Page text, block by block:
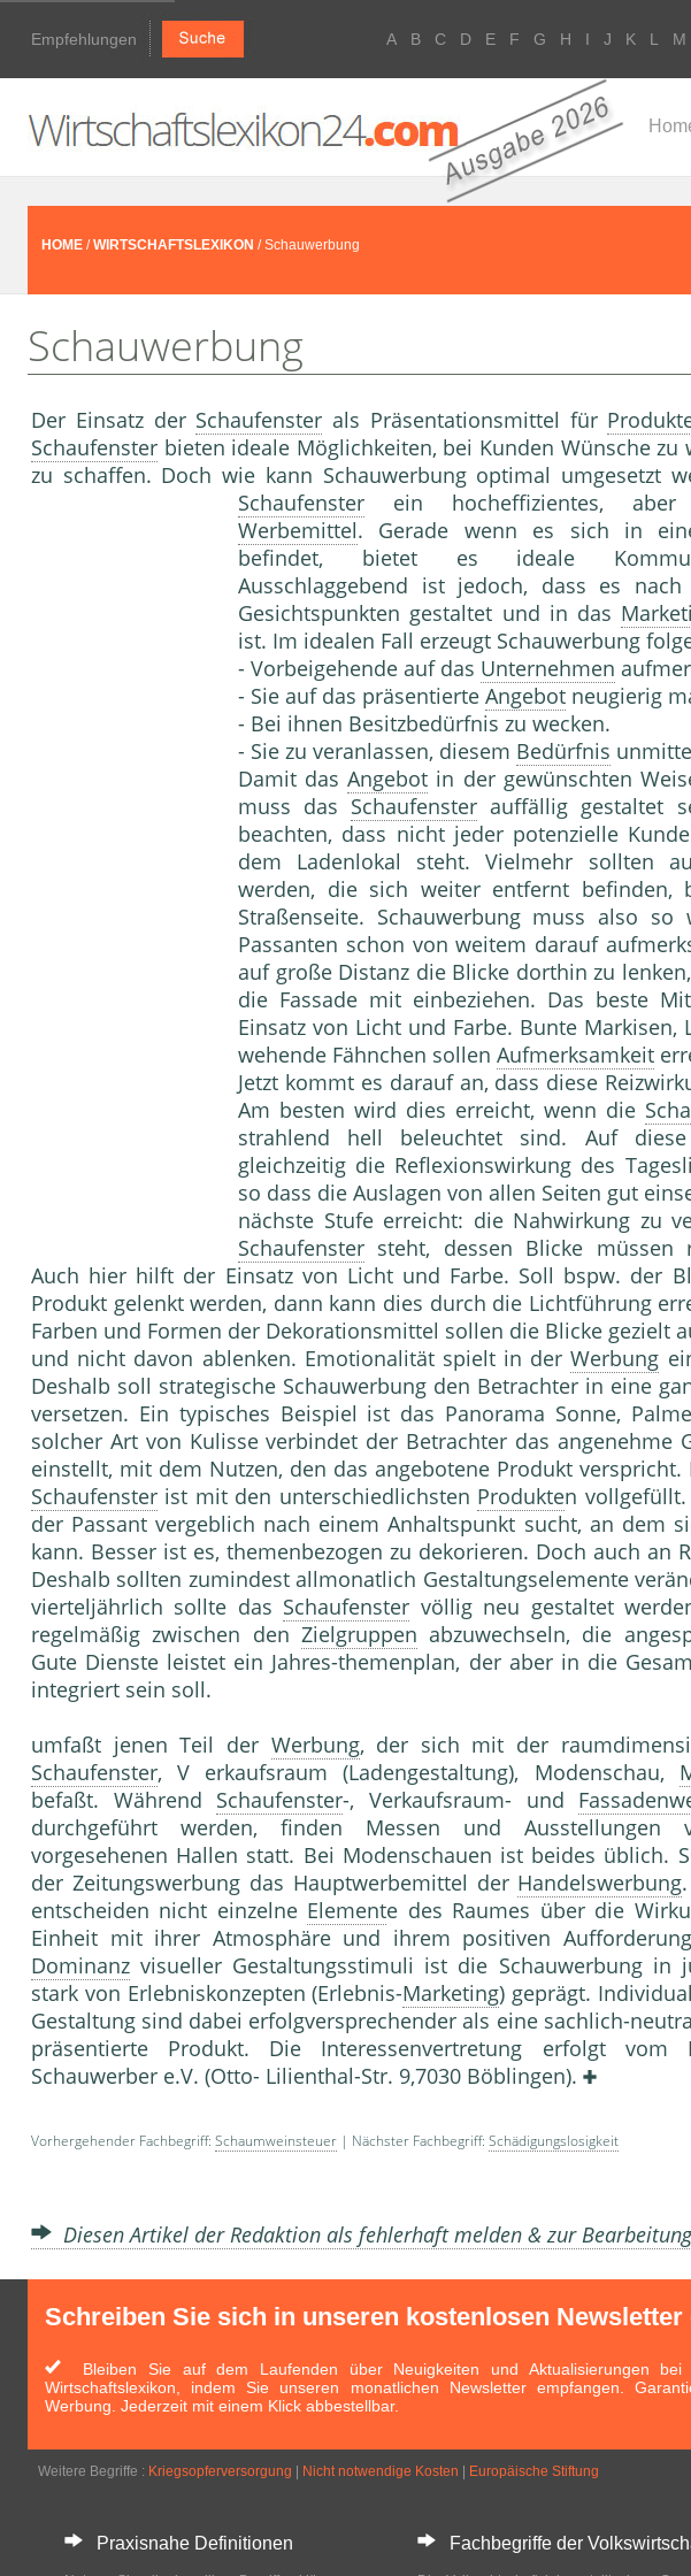
Empfehlungen A B C D E F G H I J K L M
HOME /WIRTSCHAFTSLEXIKON / Schauwerbung
Schauwerbung
Der Einsatz der Schaufenster als Präsentationsmittel für
Schaufenster bieten ideale Möglichkeiten, bei Kunden Wünsche zu
zu schaffen. Doch wie kann Schauwerbung optimal umgesetzt
Schaufenster ein hocheffizientes, aber
Werbemittel. Gerade wenn es sich in
befindet, bietet es ideale
Ausschlaggebend ist jedoch, dass es nach
Gesichtspunkten gestaltet und in das
ist. Im idealen Fall erzeugt Schauwerbung
- Vorbeigehende auf das Unternehmen
- Sie auf das präsentierte Angebot neugierig
- Bei ihnen Besitzbedürfnis zu wecken.
- Sie zu veranlassen, diesem Bedürfnis
Damit dasAngebot in der gewünschten
muss das Schaufenster auffällig gestaltet
beachten, dass nicht jeder potenzielle
dem Ladenlokal steht. Vielmehr sollten
werden, die sich weiter entfernt befinden,
Straßenseite. Schauwerbung muss also so
Passanten schon von weitem darauf
auf große Distanz die Blicke dorthin zu
die Fassade mit einbeziehen. Das beste
Einsatz von Licht und Farbe. Bunte
wehende Fähnchen sollen Aufmerksamkeit
Jetzt kommt es darauf an, dass diese
Am besten wird dies erreicht, wenn die
strahlend hell beleuchtet sind. Auf
gleichzeitig die Reflexionswirkung des
so dass die Auslagen von allen Seiten gut
nächste Stufe erreicht: die Nahwirkung zu
Schaufenster steht, dessen Blicke müssen
Auch hier hilft der Einsatz von Licht und Farbe. Soll bspw. der
Produkt gelenkt werden, dann kann dies durch die Lichtführung
Farben und Formen der Dekorationsmittel sollen die Blicke gezielt
und nicht davon ablenken. Emotionalität spielt in derWerbung
Deshalb soll strategische Schauwerbung den Betrachter in eine
versetzen. Ein typisches Beispiel ist das Panorama Sonne,
solcher Art von Kulisse verbindet der Betrachter das angenehme
einstellt, mit dem Nutzen, den das angebotene Produkt verspricht.
Schaufenster ist mit den unterschiedlichsten Produkten vollgefüllt.
der Passant vergeblich nach einem Anhaltspunkt sucht, an dem
kann. Besser ist es, themenbezogen zu dekorieren. Doch auch an
Deshalb sollten zumindest allmonatlich Gestaltungselemente
vierteljährlich sollte das Schaufenster völlig neu gestaltet
regelmäßig zwischen den Zielgruppen abzuwechseln, die
Gute Dienste leistet ein Jahres-themenplan, der aber in die
integriert sein soll.
umfaßt jenen Teil der Werbung, der sich mit der
Schaufenster, V erkaufsraum (Ladenge­staltung), Modenschau,
befaßt. Während Schaufenster-, Verkaufsraum- und
durchge­führt werden, finden Messen und Ausstel­lungen
vorgesehenen Hallen statt. Bei Modenschauen ist beides üblich.
der Zei­tungswerbung das Hauptwerbemittel der Handelswerbung
entscheiden nicht ein­zelne Elemente des Raumes über die
Einheit mit ihrer Atmosphäre und ihrem positiven
Dominanz visu­eller Gestaltungsstimuli ist die Schauwer­bung in
stark von Erlebniskonzepten (Erlebnis-Marketing) geprägt.
Gestaltung sind dabei erfolgversprechender als eine sachlich-
präsentierte Produkt. Die Interessenvertretung erfolgt vom
Schauwerber e.V. (Otto- Lilienthal-Str. 9,7030 Böblingen).
Vorhergehender Fachbegriff: Schaumweinsteuer | Nächster Fachbegriff: Schädigungslosigkeit
Diesen Artikel der Redaktion als fehlerhaft melden & zur
Schreiben Sie sich in unseren kostenlosen Newsletter
Bleiben Sie auf dem Laufenden über Neuigkeiten und Aktualisierungen bei
Wirtschaftslexikon, indem Sie unseren monatlichen Newsletter empfangen.
Werbung. Jederzeit mit einem Klick abbestellbar.
Weitere Begriffe : Kriegsopferversorgung Nicht notwendige Kosten Europäische Stiftung
Praxisnahe Definitionen Fachbegriffe der